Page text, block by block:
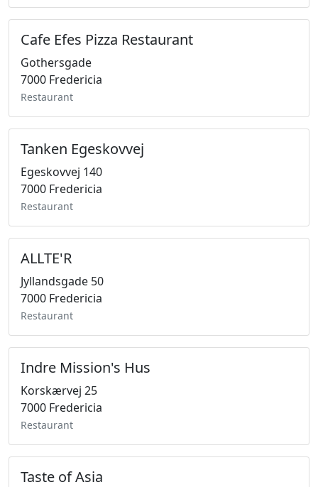
Cafe Efes Pizza Restaurant
Gothersgade
7000 Fredericia
Restaurant
Tanken Egeskovvej
Egeskovvej 140
7000 Fredericia
Restaurant
ALLTE'R
Jyllandsgade 50
7000 Fredericia
Restaurant
Indre Mission's Hus
Korskærvej 25
7000 Fredericia
Restaurant
Taste of Asia